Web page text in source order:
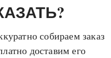
собираем заказ
доставим его